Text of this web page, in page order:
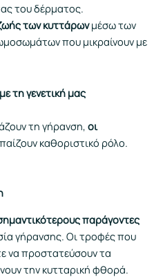
του δέρματος.
των κυττάρωνμέσω των
που μικραίνουν με
τη γενετική μας
τη γήρανση, οι
παίζουν καθοριστικό ρόλο.
παράγοντες
γήρανσης. Οι τροφές που
να προστατεύσουν τα
την κυτταρική φθορά.